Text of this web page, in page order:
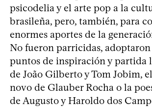
psicodelia y el arte pop a la
brasileña, pero, también, para
enormes aportes de la
No fueron parricidas,
puntos de inspiración y partida
de João Gilberto y Tom Jobim,
novo de Glauber Rocha o la
de Augusto y Haroldo dos